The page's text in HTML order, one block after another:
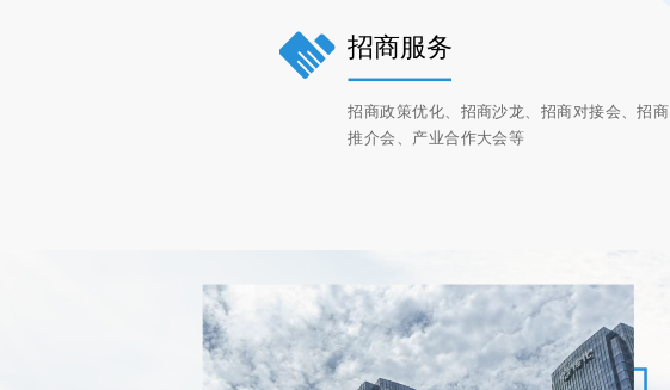
招商服务
招商政策优化、招商沙龙、招商对接会、招商
推介会、产业合作大会等